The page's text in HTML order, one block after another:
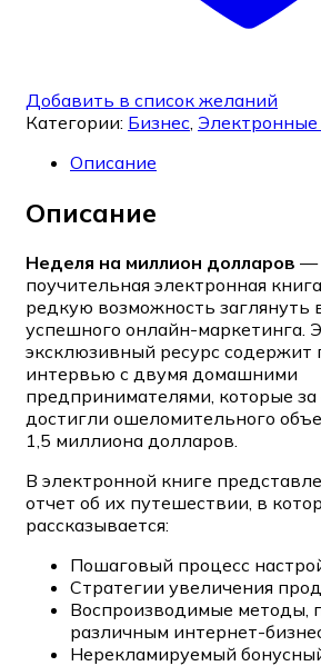
Добавить в список желаний
Категории: Бизнес, Электронные
Описание
Описание
Неделя на миллион долларов —
поучительная электронная
редкую возможность заглянуть
успешного онлайн-маркетинга.
эксклюзивный ресурс содержит
интервью с двумя домашними
предпринимателями, которые
достигли ошеломительного
1,5 миллиона долларов.
В электронной книге
отчет об их путешествии, в
рассказывается:
Пошаговый процесс
Стратегии увеличения
Воспроизводимые методы,
различным интернет-
Нерекламируемый